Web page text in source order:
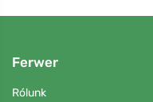
Ferwer
Rólunk